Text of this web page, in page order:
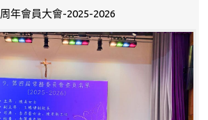
周年會員大會-2025-2026